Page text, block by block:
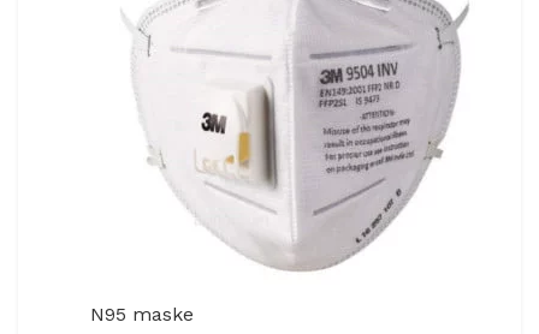
N95 maske